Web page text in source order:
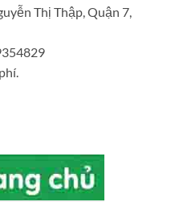
Thị Thập, Quận 7,